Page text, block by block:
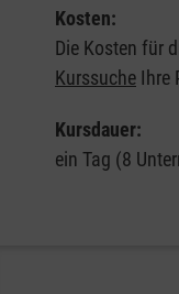
Kosten:
Die Kosten für
Kurssuche Ihre
Kursdauer:
ein Tag (8